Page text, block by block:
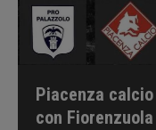
Piacenza
con